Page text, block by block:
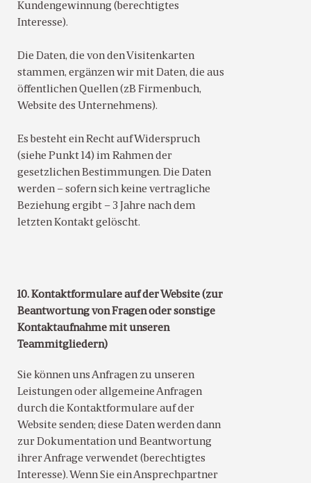
Kundengewinnung (berechtigtes
Interesse).
Die Daten, die von den Visitenkarten
stammen, ergänzen wir mit Daten, die aus
öffentlichen Quellen (zB Firmenbuch,
Website des Unternehmens).
Es besteht ein Recht auf Widerspruch
(siehe Punkt 14) im Rahmen der
gesetzlichen Bestimmungen. Die Daten
werden – sofern sich keine vertragliche
Beziehung ergibt – 3 Jahre nach dem
letzten Kontakt gelöscht.
10. Kontaktformulare auf der Website (zur
Beantwortung von Fragen oder sonstige
Kontaktaufnahme mit unseren
Teammitgliedern)
Sie können uns Anfragen zu unseren
Leistungen oder allgemeine Anfragen
durch die Kontaktformulare auf der
Website senden; diese Daten werden dann
zur Dokumentation und Beantwortung
ihrer Anfrage verwendet (berechtigtes
Interesse). Wenn Sie ein Ansprechpartner